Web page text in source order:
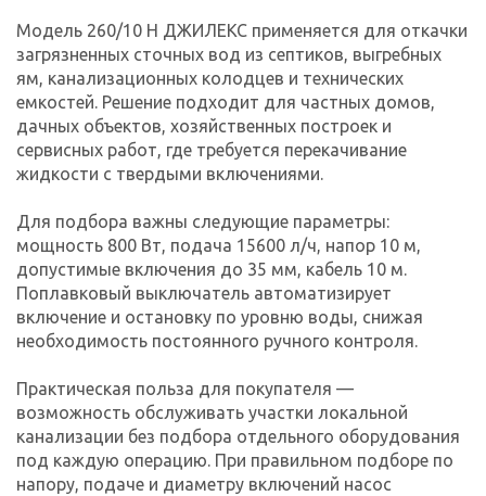
Модель 260/10 Н ДЖИЛЕКС применяется для откачки
загрязненных сточных вод из септиков, выгребных
ям, канализационных колодцев и технических
емкостей. Решение подходит для частных домов,
дачных объектов, хозяйственных построек и
сервисных работ, где требуется перекачивание
жидкости с твердыми включениями.
Для подбора важны следующие параметры:
мощность 800 Вт, подача 15600 л/ч, напор 10 м,
допустимые включения до 35 мм, кабель 10 м.
Поплавковый выключатель автоматизирует
включение и остановку по уровню воды, снижая
необходимость постоянного ручного контроля.
Практическая польза для покупателя —
возможность обслуживать участки локальной
канализации без подбора отдельного оборудования
под каждую операцию. При правильном подборе по
напору, подаче и диаметру включений насос